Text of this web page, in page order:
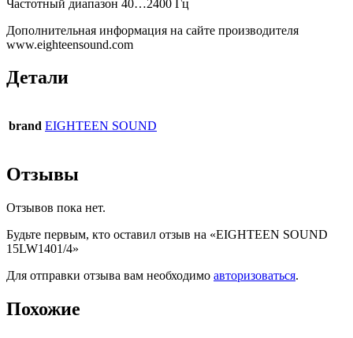
Частотный диапазон 40…2400 Гц
Дополнительная информация на сайте производителя
www.eighteensound.com
Детали
brand EIGHTEEN SOUND
Отзывы
Отзывов пока нет.
Будьте первым, кто оставил отзыв на «EIGHTEEN SOUND
15LW1401/4»
Для отправки отзыва вам необходимо авторизоваться.
Похожие